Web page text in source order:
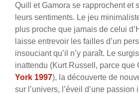
Quill et Gamora se rapprochent et
leurs sentiments. Le jeu
plus proche que jamais de celui
laisse entrevoir les failles d’un
insouciant qu’il n’y paraît. Le
inattendu (Kurt Russell, parce que
York 1997), la découverte de
sur l’univers, l’éveil d’une